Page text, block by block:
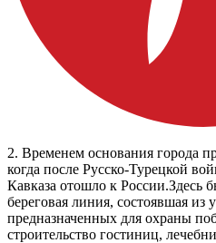
2. Временем основания города
когда после Русско-Турецкой
Кавказа отошло к России.Здесь
береговая линия, состоявшая из
предназначенных для охраны
строительство гостиниц,